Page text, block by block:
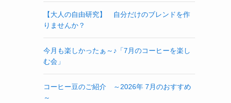
【大人の自由研究】 自分だけのブレンドを作
りませんか？
今月も楽しかったぁ～♪「7月のコーヒーを楽し
む会」
コーヒー豆のご紹介 ～2026年 7月のおすすめ
～